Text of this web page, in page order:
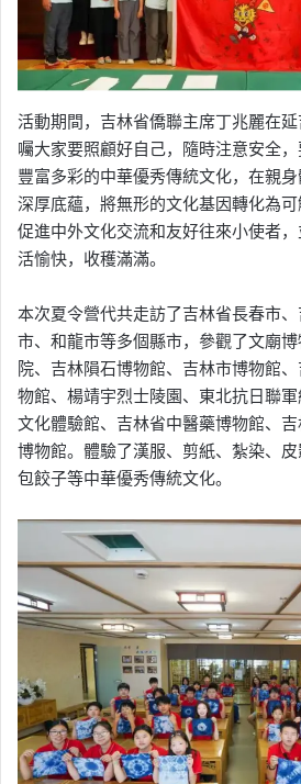
活動期間，吉林省僑聯主席丁兆麗在
囑大家要照顧好自己，隨時注意安全
豐富多彩的中華優秀傳統文化，在親
深厚底蘊，將無形的文化基因轉化為
促進中外文化交流和友好往來小使者
活愉快，收穫滿滿。
本次夏令營代共走訪了吉林省長春市
市、和龍市等多個縣市，參觀了文廟
院、吉林隕石博物館、吉林市博物館
物館、楊靖宇烈士陵園、東北抗日聯
文化體驗館、吉林省中醫藥博物館、
博物館。體驗了漢服、剪紙、紮染、皮
包餃子等中華優秀傳統文化。